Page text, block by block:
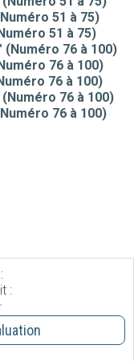
51 à 75)
51 à 75)
76 à 100)
76 à 100)
76 à 100)
76 à 100)
76 à 100)
: